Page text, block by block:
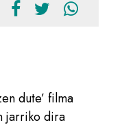
dute’ filma
jarriko dira